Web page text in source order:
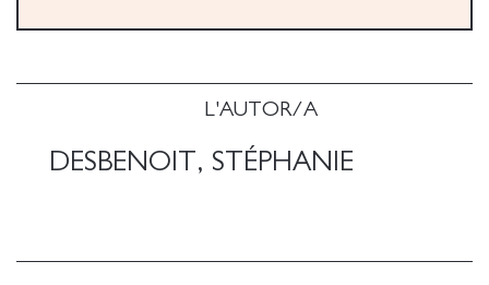
L'AUTOR/A
DESBENOIT, STÉPHANIE